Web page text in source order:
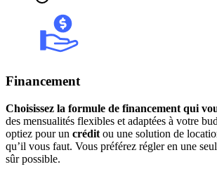
Financement
Choisissez la formule de financement qui
des mensualités flexibles et adaptées à votre
optiez pour un crédit ou une solution de
qu’il vous faut. Vous préférez régler en une
sûr possible.